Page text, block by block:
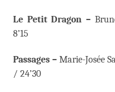
Le Petit Dragon –
8’15
Passages – Marie-Josée
/ 24’30